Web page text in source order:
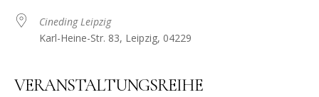
Cineding Leipzig
Karl-Heine-Str. 83, Leipzig, 04229
VERANSTALTUNGSREIHE